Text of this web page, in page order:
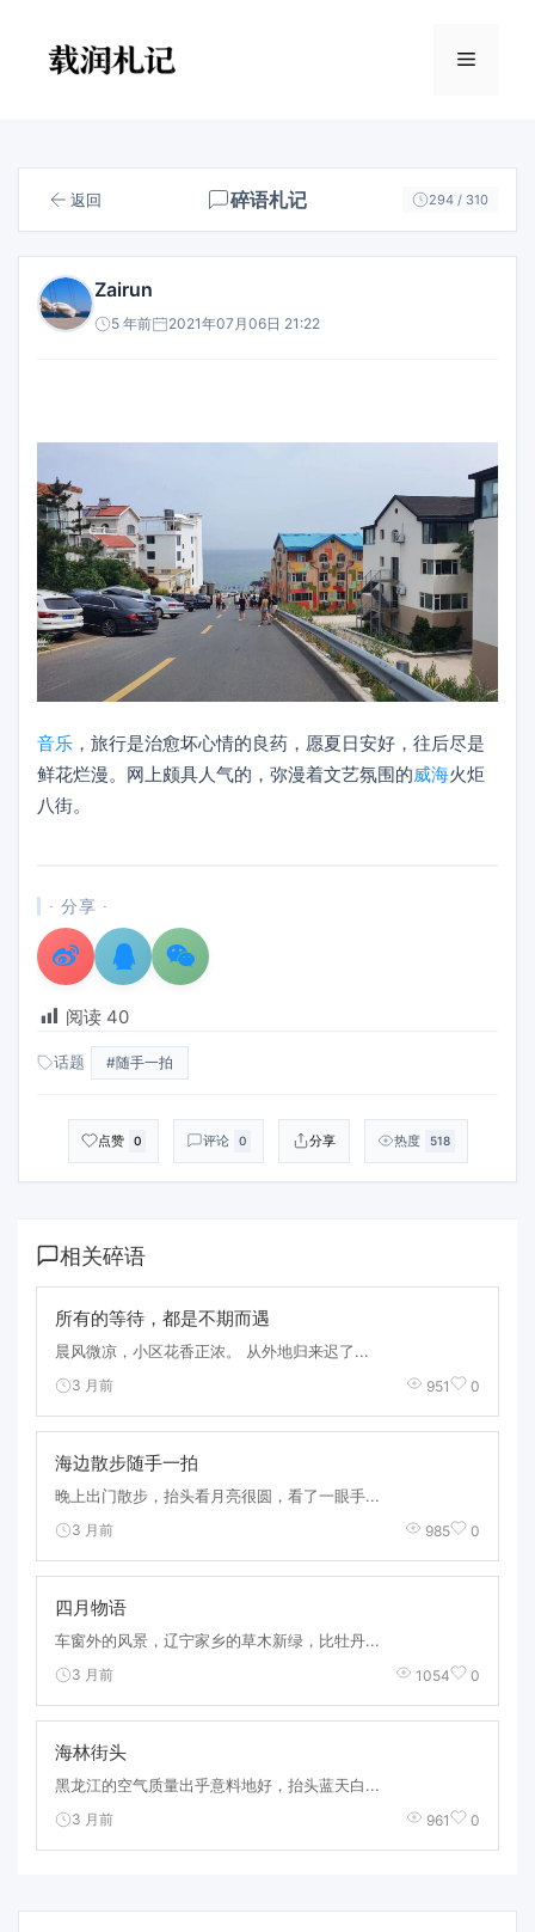
菜
返回 碎语札记 294 / 310
Zairun
5 年前 2021年07月06日 21:22
音乐 ，旅行是治愈坏心情的良药，愿夏日安好，往后尽是
鲜花烂漫。网上颇具人气的，弥漫着文艺氛围的威海火炬
八街。
· 分享 ·
阅读 40
话题 #随手一拍
点赞 0 评论 0 分享 热度 518
相关碎语
所有的等待，都是不期而遇
晨风微凉，小区花香正浓。 从外地归来迟了...
3 月前 951 0
海边散步随手一拍
晚上出门散步，抬头看月亮很圆，看了一眼手...
3 月前 985 0
四月物语
车窗外的风景，辽宁家乡的草木新绿，比牡丹...
3 月前 1054 0
海林街头
黑龙江的空气质量出乎意料地好，抬头蓝天白...
3 月前 961 0